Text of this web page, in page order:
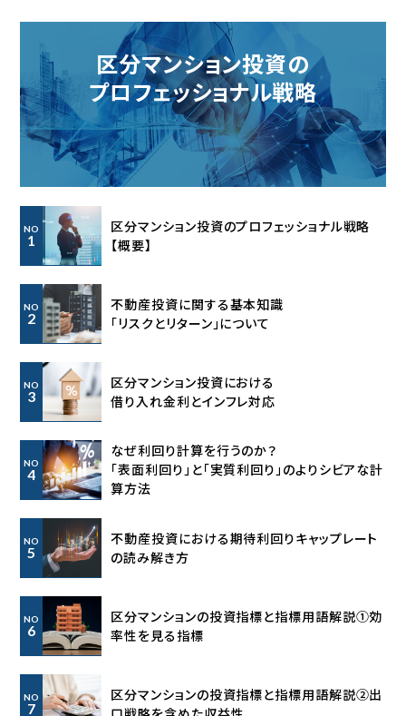
区分マンション投資の
プロフェッショナル戦略
NO
1
区分マンション投資のプロフェッショナル戦略
【概要】
NO
2
不動産投資に関する基本知識
「リスクとリターン」について
NO
3
区分マンション投資における
借り入れ金利とインフレ対応
NO
4
なぜ利回り計算を行うのか？
「表面利回り」と「実質利回り」のよりシビアな計
算方法
NO
5
不動産投資における期待利回りキャップレート
の読み解き方
NO
6
区分マンションの投資指標と指標用語解説①効
率性を見る指標
NO
7
区分マンションの投資指標と指標用語解説②出